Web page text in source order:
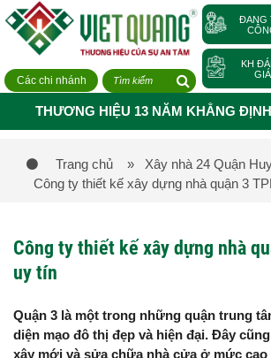
Các chi nhánh
ĐANG
KH
GIÁ
THƯƠNG HIỆU 13 NĂM KHẲNG
Trang chủ » Xây nhà 24 Quận
Công ty thiết kế xây dựng nhà quận 3
Công ty thiết kế xây dựng nhà
uy tín
Quận 3 là một trong những quận trung
diện mạo đô thị đẹp và hiện đại. Đây
xây mới và sửa chữa nhà cửa ở mức cao